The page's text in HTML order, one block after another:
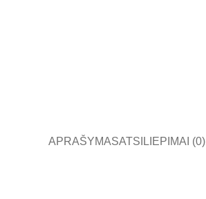
APRAŠYMASATSILIEPIMAI (0)